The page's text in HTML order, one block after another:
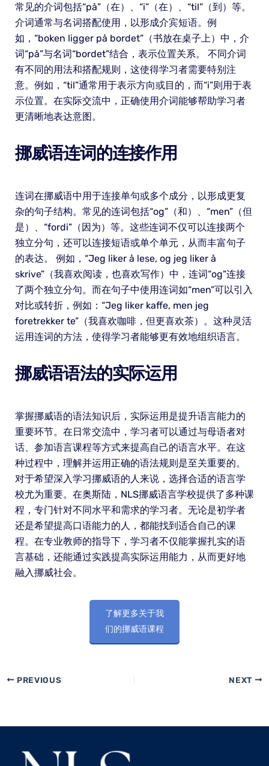
常见的介词包括“på”（在）、“i”（在）、“til”（到）等。
介词通常与名词搭配使用，以形成介宾短语。例
如，“boken ligger på bordet”（书放在桌子上）中，介
词“på”与名词“bordet”结合，表示位置关系。 不同介词
有不同的用法和搭配规则，这使得学习者需要特别注
意。例如，“til”通常用于表示方向或目的，而“i”则用于表
示位置。在实际交流中，正确使用介词能够帮助学习者
更清晰地表达意图。
挪威语连词的连接作用
连词在挪威语中用于连接单句或多个成分，以形成更复
杂的句子结构。常见的连词包括“og”（和）、“men”（但
是）、“fordi”（因为）等。这些连词不仅可以连接两个
独立分句，还可以连接短语或单个单元，从而丰富句子
的表达。 例如，“Jeg liker å lese, og jeg liker å
skrive”（我喜欢阅读，也喜欢写作）中，连词“og”连接
了两个独立分句。而在句子中使用连词如“men”可以引入
对比或转折，例如：“Jeg liker kaffe, men jeg
foretrekker te”（我喜欢咖啡，但更喜欢茶）。这种灵活
运用连词的方法，使得学习者能够更有效地组织语言。
挪威语语法的实际运用
掌握挪威语的语法知识后，实际运用是提升语言能力的
重要环节。在日常交流中，学习者可以通过与母语者对
话、参加语言课程等方式来提高自己的语言水平。在这
种过程中，理解并运用正确的语法规则是至关重要的。
对于希望深入学习挪威语的人来说，选择合适的语言学
校尤为重要。在奥斯陆，NLS挪威语言学校提供了多种课
程，专门针对不同水平和需求的学习者。无论是初学者
还是希望提高口语能力的人，都能找到适合自己的课
程。在专业教师的指导下，学习者不仅能掌握扎实的语
言基础，还能通过实践提高实际运用能力，从而更好地
融入挪威社会。
了解更多关于我
们的挪威语课程
PREVIOUS NEXT